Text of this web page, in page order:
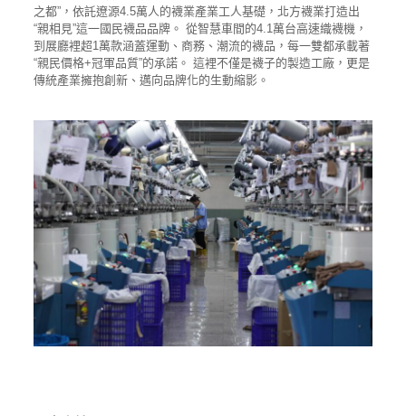
之都”，依託遼源4.5萬人的襪業產業工人基礎，北方襪業打造出
“親相見”這一國民襪品品牌。 從智慧車間的4.1萬台高速織襪機，
到展廳裡超1萬款涵蓋運動、商務、潮流的襪品，每一雙都承載著
“親民價格+冠軍品質”的承諾。 這裡不僅是襪子的製造工廠，更是
傳統產業擁抱創新、邁向品牌化的生動縮影。